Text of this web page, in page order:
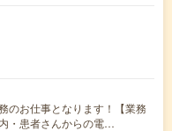
のお仕事となります！【業務
・患者さんからの電…